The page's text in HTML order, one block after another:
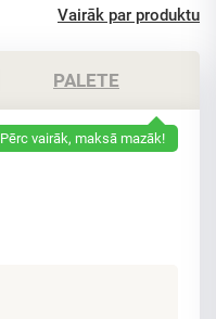
Vairāk par produktu
PALETE
Pērc vairāk, maksā mazāk!